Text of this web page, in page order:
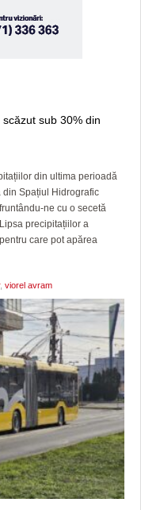
sub 30% din
din ultima perioadă
Spațiul Hidrografic
ne cu o secetă
precipitațiilor a
care pot apărea
, viorel avram